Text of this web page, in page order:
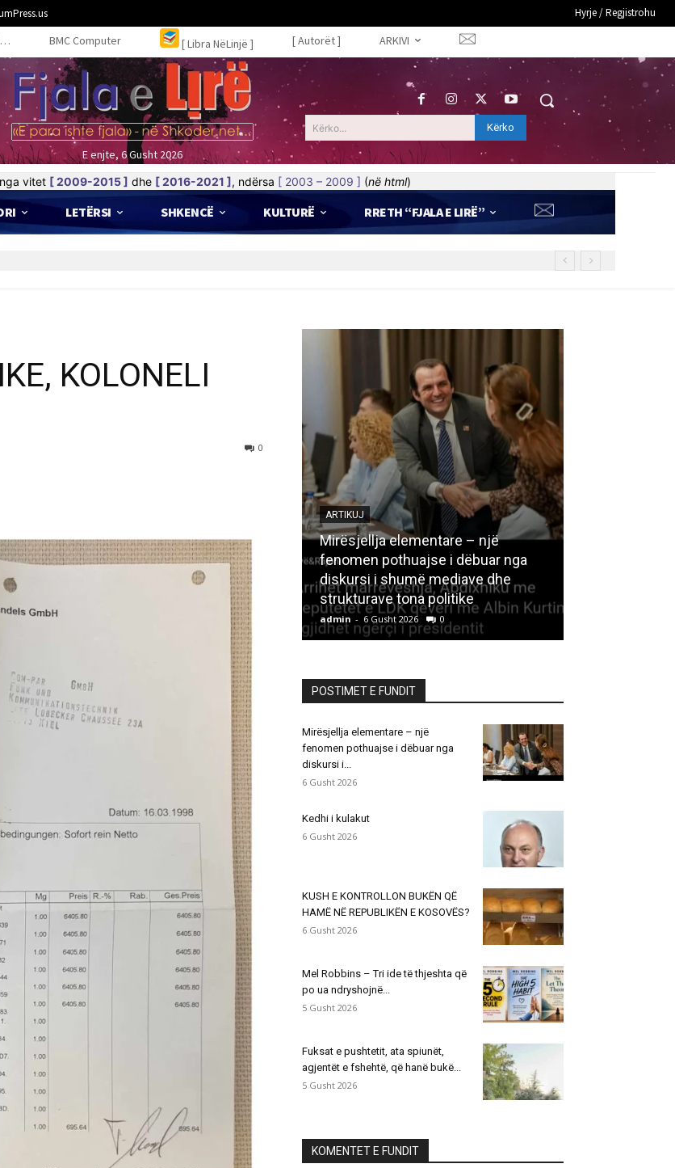
Hyrje / Regjistrohu
BMC Computer [ Libra NëLinjë ] [ Autorët ] ARKIVI
E enjte, 6 Gusht 2026
Kërko... Kërko
vitet [ 2009-2015 ] dhe [ 2016-2021 ], ndërsa [ 2003 – 2009 ] (në html)
LETËRSI SHKENCË KULTURË RRETH “FJALA E LIRË”
KOLONELI
0
ARTIKUJ
Mirësjellja elementare – një
fenomen pothuajse i dëbuar nga
diskursi i shumë mediave dhe
strukturave tona politike
admin - 6 Gusht 2026 0
POSTIMET E FUNDIT
Mirësjellja elementare – një
fenomen pothuajse i dëbuar nga
diskursi i...
6 Gusht 2026
Kedhi i kulakut
6 Gusht 2026
KUSH E KONTROLLON BUKËN QË
HAMË NË REPUBLIKËN E KOSOVËS?
6 Gusht 2026
Mel Robbins – Tri ide të thjeshta që
po ua ndryshojnë...
5 Gusht 2026
Fuksat e pushtetit, ata spiunët,
agjentët e fshehtë, që hanë bukë...
5 Gusht 2026
KOMENTET E FUNDIT